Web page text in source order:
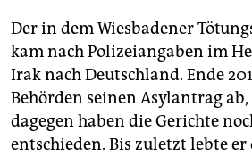
Der in dem Wiesbadener
kam nach Polizeiangaben im
Irak nach Deutschland. Ende
Behörden seinen Asylantrag
dagegen haben die Gerichte
entschieden. Bis zuletzt lebte